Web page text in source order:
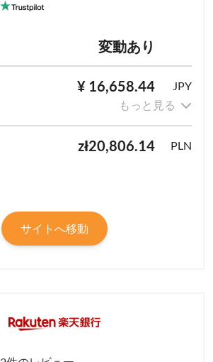
変動あり
¥ 16,658.44
JPY
もっと見る
zł20,806.14 PLN
サイトへ移動